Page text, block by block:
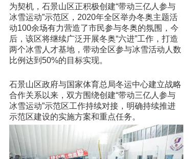
为契机，石景山区正积极创建“带动三亿人参与
冰雪运动”示范区，2020年全区举办冬奥主题活
动100余场有力营造了市民参与冬奥的氛围，今
后，该区将继续广泛开展冬奥“六进”工作，打造
两个冰雪人才基地，带动全区参与冰雪活动人数
比例达到50%的目标实现。
石景山区政府与国家体育总局冬运中心建立战略
合作关系以来，双方围绕创建“带动三亿人参与
冰雪运动”示范区工作持续对接，明确持续推进
示范区建设的实施方案和重点任务。